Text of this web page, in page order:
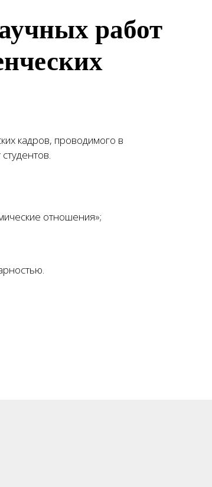
работ
кадров, проводимого в
отношения»;